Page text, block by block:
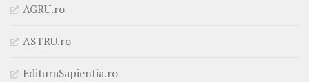
AGRU.ro
ASTRU.ro
EdituraSapientia.ro